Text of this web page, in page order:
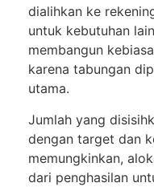
dialihkan ke
untuk kebutuhan
membangun
karena tabungan
utama.
Jumlah yang
dengan target dan
memungkinkan,
dari penghasilan